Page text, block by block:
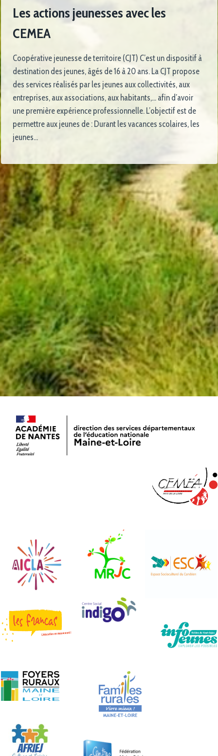
Les actions jeunesses avec les
CEMEA
Coopérative jeunesse de territoire (CJT) C’est un dispositif à
destination des jeunes, âgés de 16 à 20 ans. La CJT propose
des services réalisés par les jeunes aux collectivités, aux
entreprises, aux associations, aux habitants,… afin d’avoir
une première expérience professionnelle. L’objectif est de
permettre aux jeunes de : Durant les vacances scolaires, les
jeunes…